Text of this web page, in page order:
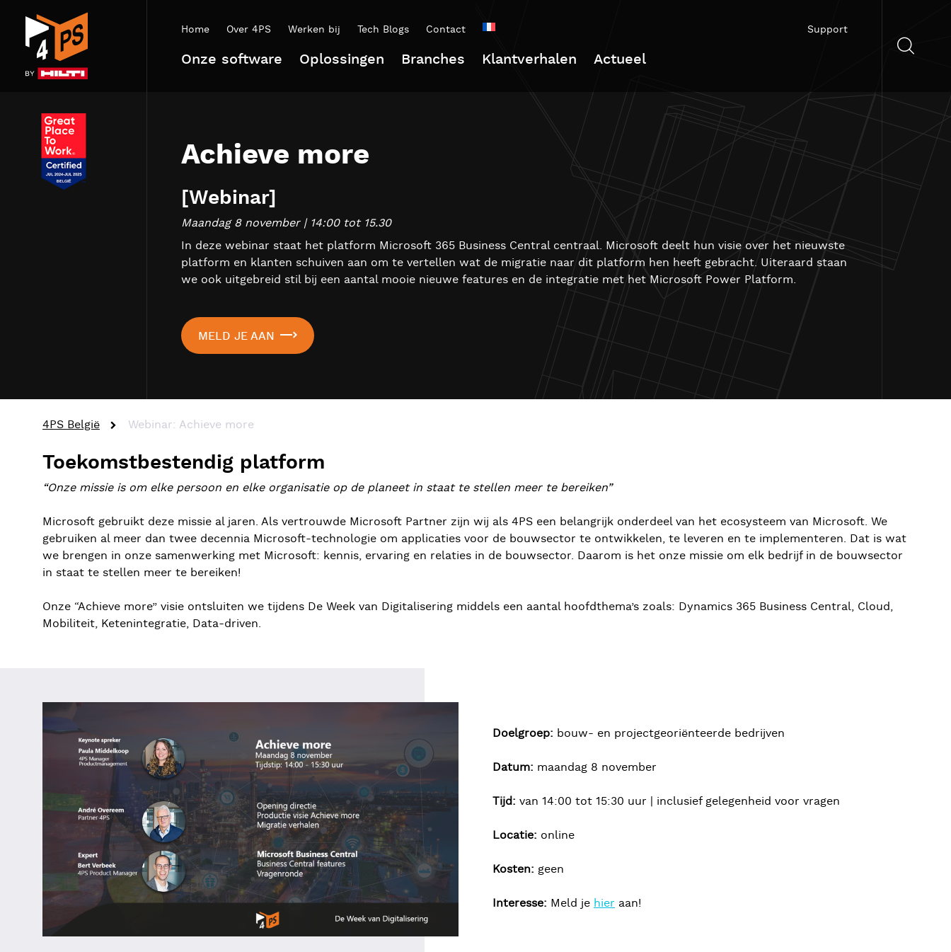
Home Over 4PS Werken bij Tech Blogs Contact
Onze software Oplossingen Branches Klantverhalen Actueel
Support
Achieve more
[Webinar]
Maandag 8 november | 14:00 tot 15.30
In deze webinar staat het platform Microsoft 365 Business Central centraal. Microsoft deelt hun visie over het nieuwste
platform en klanten schuiven aan om te vertellen wat de migratie naar dit platform hen heeft gebracht. Uiteraard staan
we ook uitgebreid stil bij een aantal mooie nieuwe features en de integratie met het Microsoft Power Platform.
MELD JE AAN
4PS België Webinar: Achieve more
Toekomstbestendig platform
“Onze missie is om elke persoon en elke organisatie op de planeet in staat te stellen meer te bereiken”
Microsoft gebruikt deze missie al jaren. Als vertrouwde Microsoft Partner zijn wij als 4PS een belangrijk onderdeel van het ecosysteem van Microsoft. We
gebruiken al meer dan twee decennia Microsoft-technologie om applicaties voor de bouwsector te ontwikkelen, te leveren en te implementeren. Dat is wat
we brengen in onze samenwerking met Microsoft: kennis, ervaring en relaties in de bouwsector. Daarom is het onze missie om elk bedrijf in de bouwsector
in staat te stellen meer te bereiken!
Onze “Achieve more” visie ontsluiten we tijdens De Week van Digitalisering middels een aantal hoofdthema’s zoals: Dynamics 365 Business Central, Cloud,
Mobiliteit, Ketenintegratie, Data-driven.
Doelgroep: bouw- en projectgeoriënteerde bedrijven
Datum: maandag 8 november
Tijd: van 14:00 tot 15:30 uur | inclusief gelegenheid voor vragen
Locatie: online
Kosten: geen
Interesse: Meld je hier aan!